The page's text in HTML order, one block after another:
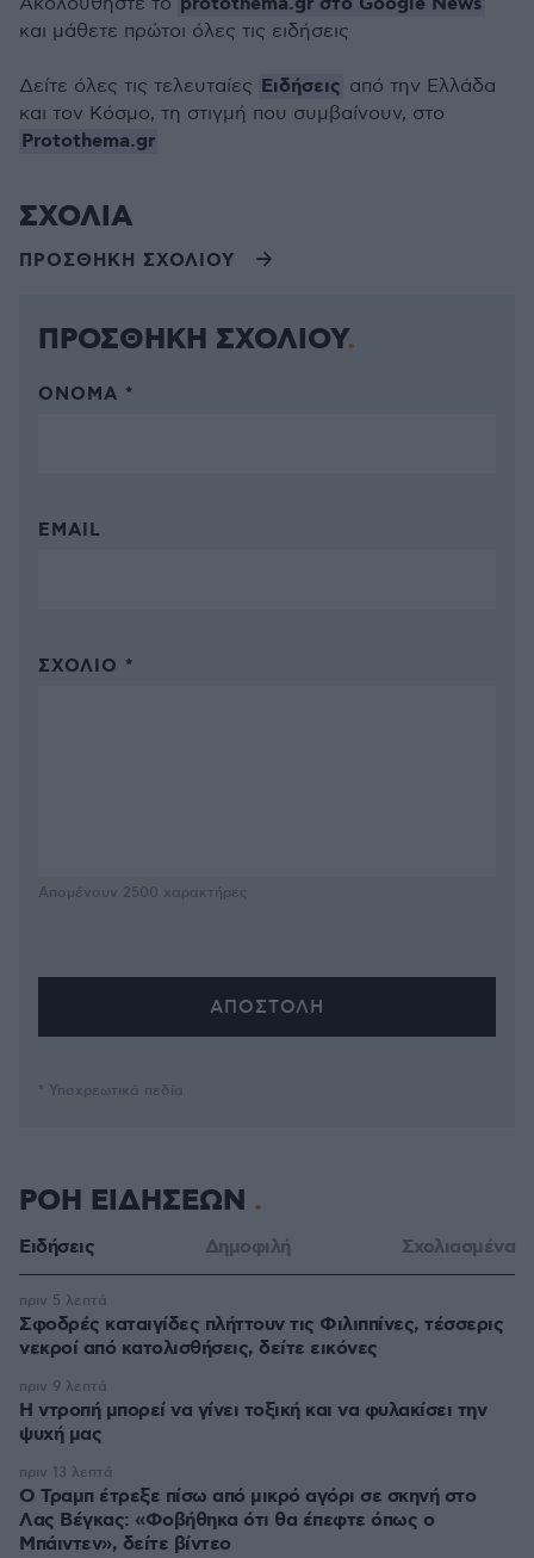
και μάθετε πρώτοι όλες τις ειδήσεις
Δείτε όλες τις τελευταίες Ειδήσεις από την Ελλάδα
και τον Κόσμο, τη στιγμή που συμβαίνουν, στο
Protothema.gr
ΣΧΟΛΙΑ
ΠΡΟΣΘΗΚΗ ΣΧΟΛΙΟΥ
ΠΡΟΣΘΗΚΗ ΣΧΟΛΙΟΥ
ΌΝΟΜΑ *
EMAIL
ΣΧΌΛΙΟ *
Απομένουν 2500 χαρακτήρες
* Υποχρεωτικά πεδία
ΡΟΗ ΕΙΔΗΣΕΩΝ
Ειδήσεις Δημοφιλή Σχολιασμένα
Σφοδρές καταιγίδες πλήττουν τις Φιλιππίνες, τέσσερις
νεκροί από κατολισθήσεις, δείτε εικόνες
πριν 5 λεπτά
Η ντροπή μπορεί να γίνει τοξική και να φυλακίσει την
ψυχή μας
πριν 9 λεπτά
Ο Τραμπ έτρεξε πίσω από μικρό αγόρι σε σκηνή στο
Λας Βέγκας: «Φοβήθηκα ότι θα έπεφτε όπως ο
Μπάιντεν», δείτε βίντεο
πριν 13 λεπτά